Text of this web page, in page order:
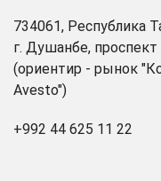
734061, Республика
г. Душанбе,
(ориентир - рынок
Avesto")
+992 44 625 11 22